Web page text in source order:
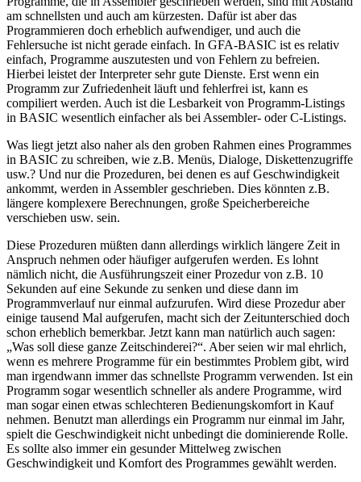
am schnellsten und auch am kürzesten. Dafür ist aber das
Programmieren doch erheblich aufwendiger, und auch die
Fehlersuche ist nicht gerade einfach. In GFA-BASIC ist es relativ
einfach, Programme auszutesten und von Fehlern zu befreien.
Hierbei leistet der Interpreter sehr gute Dienste. Erst wenn ein
Programm zur Zufriedenheit läuft und fehlerfrei ist, kann es
compiliert werden. Auch ist die Lesbarkeit von Programm-Listings
in BASIC wesentlich einfacher als bei Assembler- oder C-Listings.
Was liegt jetzt also naher als den groben Rahmen eines Programmes
in BASIC zu schreiben, wie z.B. Menüs, Dialoge, Diskettenzugriffe
usw.? Und nur die Prozeduren, bei denen es auf Geschwindigkeit
ankommt, werden in Assembler geschrieben. Dies könnten z.B.
längere komplexere Berechnungen, große Speicherbereiche
verschieben usw. sein.
Diese Prozeduren müßten dann allerdings wirklich längere Zeit in
Anspruch nehmen oder häufiger aufgerufen werden. Es lohnt
nämlich nicht, die Ausführungszeit einer Prozedur von z.B. 10
Sekunden auf eine Sekunde zu senken und diese dann im
Programmverlauf nur einmal aufzurufen. Wird diese Prozedur aber
einige tausend Mal aufgerufen, macht sich der Zeitunterschied doch
schon erheblich bemerkbar. Jetzt kann man natürlich auch sagen:
„Was soll diese ganze Zeitschinderei?“. Aber seien wir mal ehrlich,
wenn es mehrere Programme für ein bestimmtes Problem gibt, wird
man irgendwann immer das schnellste Programm verwenden. Ist ein
Programm sogar wesentlich schneller als andere Programme, wird
man sogar einen etwas schlechteren Bedienungskomfort in Kauf
nehmen. Benutzt man allerdings ein Programm nur einmal im Jahr,
spielt die Geschwindigkeit nicht unbedingt die dominierende Rolle.
Es sollte also immer ein gesunder Mittelweg zwischen
Geschwindigkeit und Komfort des Programmes gewählt werden.